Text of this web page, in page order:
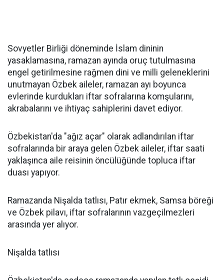
Sovyetler Birliği döneminde İslam dininin
yasaklamasına, ramazan ayında oruç tutulmasına
engel getirilmesine rağmen dini ve milli geleneklerini
unutmayan Özbek aileler, ramazan ayı boyunca
evlerinde kurdukları iftar sofralarına komşularını,
akrabalarını ve ihtiyaç sahiplerini davet ediyor.
Özbekistan'da "ağız açar" olarak adlandırılan iftar
sofralarında bir araya gelen Özbek aileler, iftar saati
yaklaşınca aile reisinin öncülüğünde topluca iftar
duası yapıyor.
Ramazanda Nişalda tatlısı, Patır ekmek, Samsa böreği
ve Özbek pilavı, iftar sofralarının vazgeçilmezleri
arasında yer alıyor.
Nişalda tatlısı